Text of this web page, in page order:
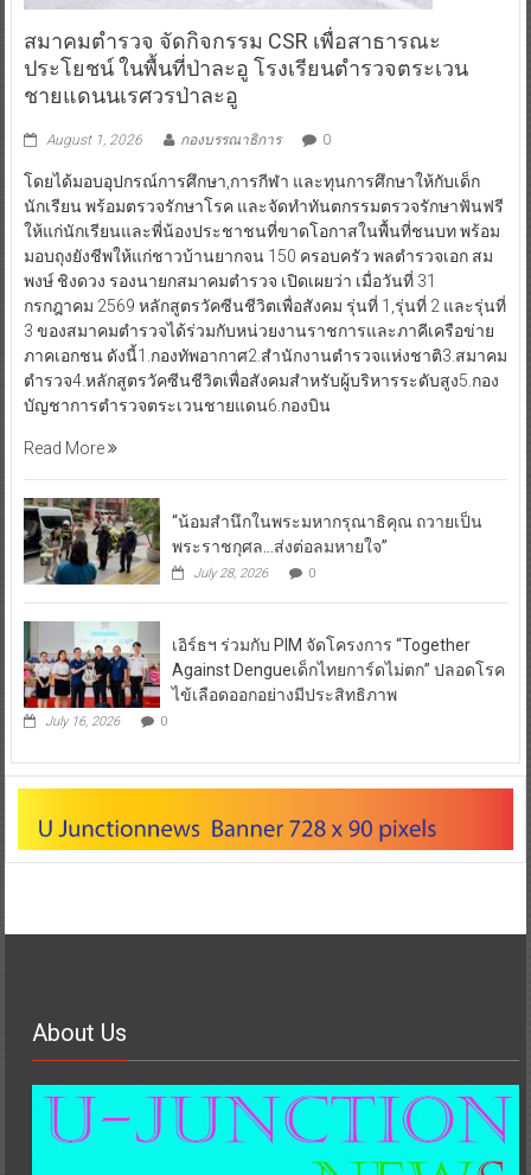
สมาคมตำรวจ จัดกิจกรรม CSR เพื่อสาธารณะ
ประโยชน์ ในพื้นที่ป่าละอู โรงเรียนตำรวจตระเวน
ชายแดนนเรศวรป่าละอู
August 1, 2026 กองบรรณาธิการ 0
โดยได้มอบอุปกรณ์การศึกษา,การกีฬา และทุนการศึกษาให้กับเด็ก
นักเรียน พร้อมตรวจรักษาโรค และจัดทำทันตกรรมตรวจรักษาฟันฟรี
ให้แก่นักเรียนและพี่น้องประชาชนที่ขาดโอกาสในพื้นที่ชนบท พร้อม
มอบถุงยังชีพให้แก่ชาวบ้านยากจน 150 ครอบครัว พลตำรวจเอก สม
พงษ์ ชิงดวง รองนายกสมาคมตำรวจ เปิดเผยว่า เมื่อวันที่ 31
กรกฎาคม 2569 หลักสูตรวัคซีนชีวิตเพื่อสังคม รุ่นที่ 1,รุ่นที่ 2 และรุ่นที่
3 ของสมาคมตำรวจได้ร่วมกับหน่วยงานราชการและภาคีเครือข่าย
ภาคเอกชน ดังนี้1.กองทัพอากาศ2.สำนักงานตำรวจแห่งชาติ3.สมาคม
ตำรวจ4.หลักสูตรวัคซีนชีวิตเพื่อสังคมสำหรับผู้บริหารระดับสูง5.กอง
บัญชาการตำรวจตระเวนชายแดน6.กองบิน
Read More
“น้อมสำนึกในพระมหากรุณาธิคุณ ถวายเป็น
พระราชกุศล…ส่งต่อลมหายใจ”
July 28, 2026 0
เอิร์ธฯ ร่วมกับ PIM จัดโครงการ “Together
Against Dengueเด็กไทยการ์ดไม่ตก” ปลอดโรค
ไข้เลือดออกอย่างมีประสิทธิภาพ
July 16, 2026 0
About Us